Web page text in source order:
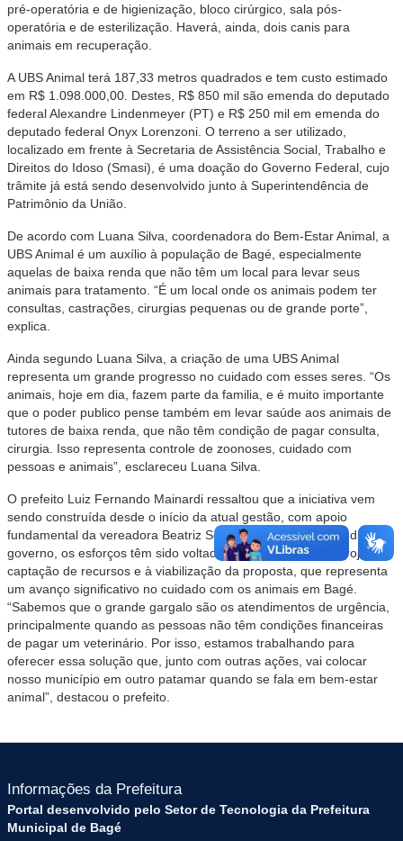
pré-operatória e de higienização, bloco cirúrgico, sala pós-
operatória e de esterilização. Haverá, ainda, dois canis para
animais em recuperação.
A UBS Animal terá 187,33 metros quadrados e tem custo estimado
em R$ 1.098.000,00. Destes, R$ 850 mil são emenda do deputado
federal Alexandre Lindenmeyer (PT) e R$ 250 mil em emenda do
deputado federal Onyx Lorenzoni. O terreno a ser utilizado,
localizado em frente à Secretaria de Assistência Social, Trabalho e
Direitos do Idoso (Smasi), é uma doação do Governo Federal, cujo
trâmite já está sendo desenvolvido junto à Superintendência de
Patrimônio da União.
De acordo com Luana Silva, coordenadora do Bem-Estar Animal, a
UBS Animal é um auxílio à população de Bagé, especialmente
aquelas de baixa renda que não têm um local para levar seus
animais para tratamento. “É um local onde os animais podem ter
consultas, castrações, cirurgias pequenas ou de grande porte”,
explica.
Ainda segundo Luana Silva, a criação de uma UBS Animal
representa um grande progresso no cuidado com esses seres. “Os
animais, hoje em dia, fazem parte da familia, e é muito importante
que o poder publico pense também em levar saúde aos animais de
tutores de baixa renda, que não têm condição de pagar consulta,
cirurgia. Isso representa controle de zoonoses, cuidado com
pessoas e animais”, esclareceu Luana Silva.
O prefeito Luiz Fernando Mainardi ressaltou que a iniciativa vem
sendo construída desde o início da atual gestão, com apoio
fundamental da vereadora Beatriz Souza. Desde o primeiro dia de
governo, os esforços têm sido voltados à estruturação do projeto, à
captação de recursos e à viabilização da proposta, que representa
um avanço significativo no cuidado com os animais em Bagé.
“Sabemos que o grande gargalo são os atendimentos de urgência,
principalmente quando as pessoas não têm condições financeiras
de pagar um veterinário. Por isso, estamos trabalhando para
oferecer essa solução que, junto com outras ações, vai colocar
nosso município em outro patamar quando se fala em bem-estar
animal”, destacou o prefeito.
Informações da Prefeitura
Portal desenvolvido pelo Setor de Tecnologia da Prefeitura
Municipal de Bagé